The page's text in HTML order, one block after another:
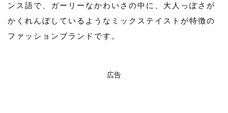
ンス語で、ガーリーなかわいさの中に、大人っぽさが
かくれんぼしているようなミックステイストが特徴の
ファッションブランドです。
広告